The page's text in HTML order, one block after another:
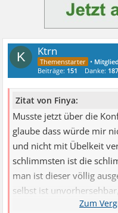
K Ktrn
• Mitglied
Beiträge: 151 Danke: 187
Zitat von Finya:
Musste jetzt über die
glaube dass würde mir
und nicht mit Übelkeit
schlimmsten ist die
man ist dieser völlig
selbst ist
kontrollierbar....das ist